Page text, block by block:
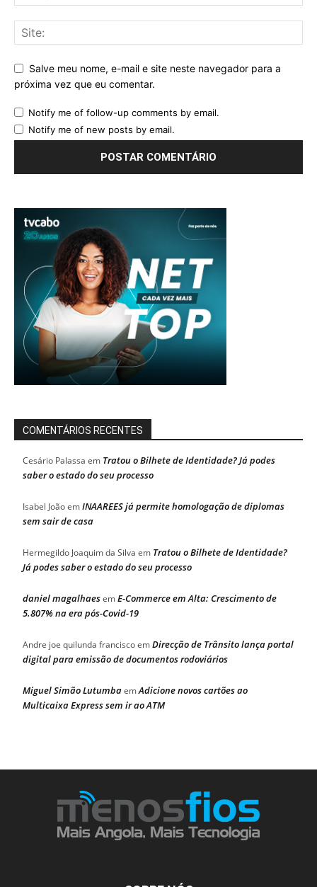
Salve meu nome, e-mail e site neste navegador para a
próxima vez que eu comentar.
Notify me of follow-up comments by email.
Notify me of new posts by email.
COMENTÁRIOS RECENTES
Cesário Palassa em Tratou o Bilhete de Identidade? Já podes
saber o estado do seu processo
Isabel JoãoemINAAREES já permite homologação de diplomas
sem sair de casa
Hermegildo Joaquim da Silva em Tratou o Bilhete de Identidade?
Já podes saber o estado do seu processo
daniel magalhaesemE-Commerce em Alta: Crescimento de
5.807% na era pós-Covid-19
Andre joe quilunda franciscoemDirecção de Trânsito lança portal
digital para emissão de documentos rodoviários
Miguel Simão LutumbaemAdicione novos cartões ao
Multicaixa Express sem ir ao ATM